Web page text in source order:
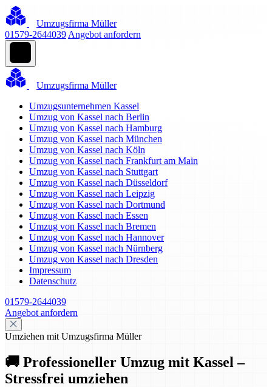
Umzugsfirma Müller
01579-2644039 Angebot anfordern
Umzugsfirma Müller
Umzugsunternehmen Kassel
Umzug von Kassel nach Berlin
Umzug von Kassel nach Hamburg
Umzug von Kassel nach München
Umzug von Kassel nach Köln
Umzug von Kassel nach Frankfurt am Main
Umzug von Kassel nach Stuttgart
Umzug von Kassel nach Düsseldorf
Umzug von Kassel nach Leipzig
Umzug von Kassel nach Dortmund
Umzug von Kassel nach Essen
Umzug von Kassel nach Bremen
Umzug von Kassel nach Hannover
Umzug von Kassel nach Nürnberg
Umzug von Kassel nach Dresden
Impressum
Datenschutz
01579-2644039
Angebot anfordern
Umziehen mit Umzugsfirma Müller
🚚 Professioneller Umzug mit Kassel –
Stressfrei umziehen